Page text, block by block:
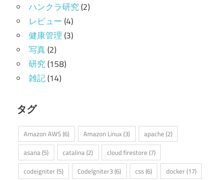
ハンクラ研究(2)
レビュー(4)
健康管理(3)
写真(2)
研究(158)
雑記(14)
タグ
Amazon AWS(6) Amazon Linux(3) apache (2)
asana (5) catalina (2) cloud firestore (7)
codeigniter (5) CodeIgniter3(6) css(6) docker (17)